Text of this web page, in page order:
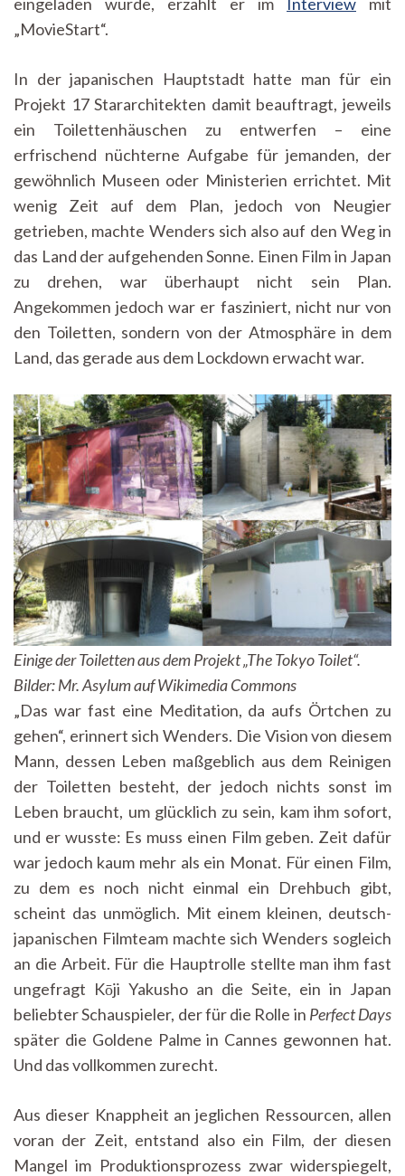
„MovieStart“.
In der japanischen Hauptstadt hatte man für ein
Projekt 17 Stararchitekten damit beauftragt, jeweils
ein Toilettenhäuschen zu entwerfen – eine
erfrischend nüchterne Aufgabe für jemanden, der
gewöhnlich Museen oder Ministerien errichtet. Mit
wenig Zeit auf dem Plan, jedoch von Neugier
getrieben, machte Wenders sich also auf den Weg in
das Land der aufgehenden Sonne. Einen Film in Japan
zu drehen, war überhaupt nicht sein Plan.
Angekommen jedoch war er fasziniert, nicht nur von
den Toiletten, sondern von der Atmosphäre in dem
Land, das gerade aus dem Lockdown erwacht war.
Einige der Toiletten aus dem Projekt „The Tokyo Toilet“.
Bilder: Mr. Asylum auf Wikimedia Commons
„Das war fast eine Meditation, da aufs Örtchen zu
gehen“, erinnert sich Wenders. Die Vision von diesem
Mann, dessen Leben maßgeblich aus dem Reinigen
der Toiletten besteht, der jedoch nichts sonst im
Leben braucht, um glücklich zu sein, kam ihm sofort,
und er wusste: Es muss einen Film geben. Zeit dafür
war jedoch kaum mehr als ein Monat. Für einen Film,
zu dem es noch nicht einmal ein Drehbuch gibt,
scheint das unmöglich. Mit einem kleinen, deutsch-
japanischen Filmteam machte sich Wenders sogleich
an die Arbeit. Für die Hauptrolle stellte man ihm fast
ungefragt Kōji Yakusho an die Seite, ein in Japan
beliebter Schauspieler, der für die Rolle in Perfect Days
später die Goldene Palme in Cannes gewonnen hat.
Und das vollkommen zurecht.
Aus dieser Knappheit an jeglichen Ressourcen, allen
voran der Zeit, entstand also ein Film, der diesen
Mangel im Produktionsprozess zwar widerspiegelt,